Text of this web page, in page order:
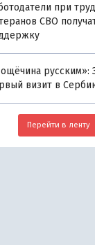
при
СВО
русским»:
визит в
Перейти в ленту